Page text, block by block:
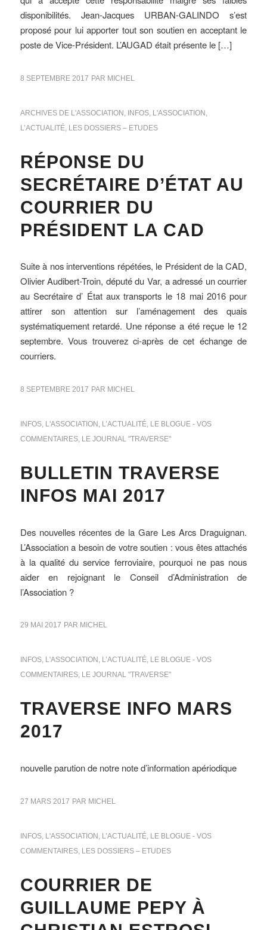
disponibilités. Jean-Jacques URBAN-GALINDO s’est
proposé pour lui apporter tout son soutien en acceptant le
poste de Vice-Président. L’AUGAD était présente le […]
8 SEPTEMBRE 2017 PAR MICHEL
ARCHIVES DE L'ASSOCIATION INFOS, L'ASSOCIATION
L’ACTUALITÉ, LES DOSSIERS – ETUDES
RÉPONSE DU
SECRÉTAIRE D’ÉTAT AU
COURRIER DU
PRÉSIDENT LA CAD
Suite à nos interventions répétées, le Président de la CAD,
Olivier Audibert-Troin, député du Var, a adressé un courrier
au Secrétaire d’ État aux transports le 18 mai 2016 pour
attirer son attention sur l’aménagement des quais
systématiquement retardé. Une réponse a été reçue le 12
septembre. Vous trouverez ci-après de cet échange de
courriers.
8 SEPTEMBRE 2017 PAR MICHEL
INFOS, L'ASSOCIATION , L’ACTUALITÉ, LE BLOGUE - VOS
COMMENTAIRES, LE JOURNAL "TRAVERSE"
BULLETIN TRAVERSE
INFOS MAI 2017
Des nouvelles récentes de la Gare Les Arcs Draguignan.
L’Association a besoin de votre soutien : vous êtes attachés
à la qualité du service ferroviaire, pourquoi ne pas nous
aider en rejoignant le Conseil d’Administration de
l’Association ?
29 MAI 2017 PAR MICHEL
INFOS, L'ASSOCIATION , L’ACTUALITÉ, LE BLOGUE - VOS
COMMENTAIRES, LE JOURNAL "TRAVERSE"
TRAVERSE INFO MARS
2017
nouvelle parution de notre note d’information apériodique
27 MARS 2017 PAR MICHEL
INFOS, L'ASSOCIATION L’ACTUALITÉ, LE BLOGUE - VOS
COMMENTAIRES, LES DOSSIERS – ETUDES
COURRIER DE
GUILLAUME PEPY À